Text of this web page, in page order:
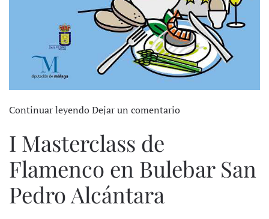
Continuar leyendoDejar un comentario
I Masterclass de
Flamenco en Bulebar San
Pedro Alcántara